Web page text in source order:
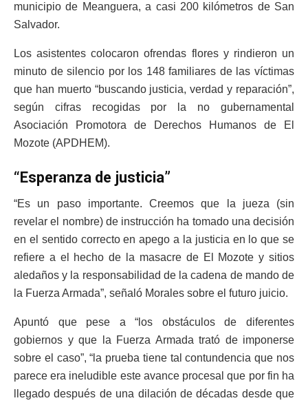
municipio de Meanguera, a casi 200 kilómetros de San
Salvador.
Los asistentes colocaron ofrendas flores y rindieron un
minuto de silencio por los 148 familiares de las víctimas
que han muerto “buscando justicia, verdad y reparación”,
según cifras recogidas por la no gubernamental
Asociación Promotora de Derechos Humanos de El
Mozote (APDHEM).
“Esperanza de justicia”
“Es un paso importante. Creemos que la jueza (sin
revelar el nombre) de instrucción ha tomado una decisión
en el sentido correcto en apego a la justicia en lo que se
refiere a el hecho de la masacre de El Mozote y sitios
aledaños y la responsabilidad de la cadena de mando de
la Fuerza Armada”, señaló Morales sobre el futuro juicio.
Apuntó que pese a “los obstáculos de diferentes
gobiernos y que la Fuerza Armada trató de imponerse
sobre el caso”, “la prueba tiene tal contundencia que nos
parece era ineludible este avance procesal que por fin ha
llegado después de una dilación de décadas desde que